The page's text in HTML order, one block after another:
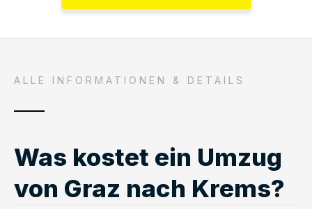
ALLE INFORMATIONEN & DETAILS
Was kostet ein Umzug
von Graz nach Krems?